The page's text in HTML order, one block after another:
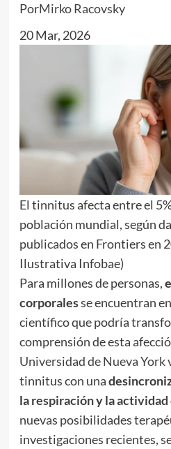
PorMirko Racovsky
20 Mar, 2026
El tinnitus afecta entre el
población mundial, según
publicados en Frontiers en
Ilustrativa Infobae)
Para millones de personas,
corporalesse encuentran
científico que podría
comprensión de esta
Universidad de Nueva York
tinnitus con una
larespiracióny laactividad
nuevas posibilidades
investigaciones recientes,